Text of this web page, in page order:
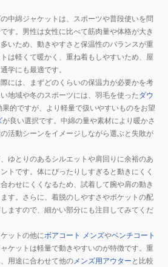
中綿ジャケットは、スポーツや普段使いを問
す。男性は女性に比べて筋肉量や体格が大き
いため、動きやすさと保温性のバランスが重
は軽くて暖かく、重ね着もしやすいため、屋
学にも最適です。
には、まずどのくらいの保温力が必要かを考
地域や冬のスポーツには、羽毛を使ったダウ
果的ですが、より軽量で扱いやすいものをお望
が良い選択です。中綿の量や素材により暖かさ
活動シーンをイメージしながら選ぶと失敗が
ゆとりのあるシルエットや肩回りに余裕のあ
トです。体にぴったりしすぎると動きにくく
わせにくくなるため、試着して腕や肩の動き
す。さらに、着脱のしやすさやポケットの配
ますので、細かい部分にも注目してみてくだ
ットの他にボアコート メンズやベンチコート
ケットは軽量で動きやすいのが特徴です。重
用途に合わせて他のメンズ用アウター と比較